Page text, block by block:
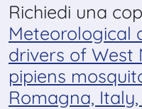
Richiedi una
Meteorological
drivers of West
pipiens
Romagna,